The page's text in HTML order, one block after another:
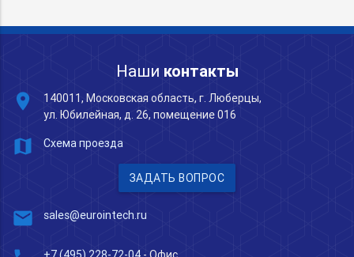
Наши контакты
place
140011, Московская область, г. Люберцы,
ул. Юбилейная, д. 26, помещение 016
map Схема проезда
ЗАДАТЬ ВОПРОС
mail sales@eurointech.ru